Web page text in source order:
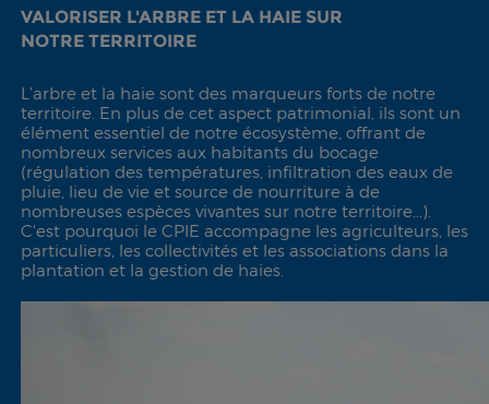
VALORISER L'ARBRE ET LA HAIE SUR
NOTRE TERRITOIRE
L’arbre et la haie sont des marqueurs forts de notre
territoire. En plus de cet aspect patrimonial, ils sont un
élément essentiel de notre écosystème, offrant de
nombreux services aux habitants du bocage
(régulation des températures, infiltration des eaux de
pluie, lieu de vie et source de nourriture à de
nombreuses espèces vivantes sur notre territoire...).
C'est pourquoi le CPIE accompagne les agriculteurs, les
particuliers, les collectivités et les associations dans la
plantation et la gestion de haies.